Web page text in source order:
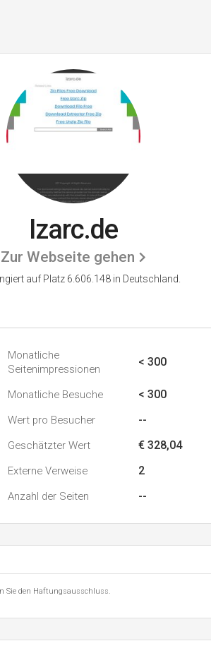
Izarc.de
Zur Webseite gehen
auf Platz 6.606.148 in Deutschland.
Monatliche
Seitenimpressionen
< 300
Monatliche Besuche < 300
Wert pro Besucher --
Geschätzter Wert € 328,04
Externe Verweise 2
Anzahl der Seiten --
Sie den Haftungsausschluss.